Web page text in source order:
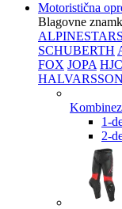
Motoristična
Blagovne
ALPINESTARS
SCHUBERTH
FOX JOPA HJC
1-
2-